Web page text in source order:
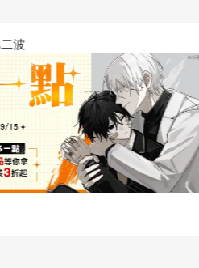
友的戀愛煩惱，不知不覺間她竟成